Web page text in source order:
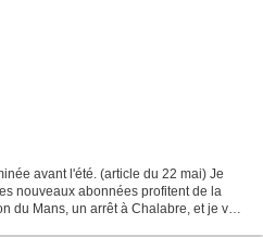
avant l'été. (article du 22 mai) Je
nouveaux abonnées profitent de la
du Mans, un arrêt à Chalabre, et je vais